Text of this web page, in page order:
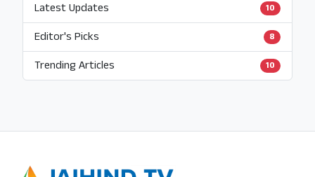
Latest Updates 10
Editor's Picks 8
Trending Articles 10